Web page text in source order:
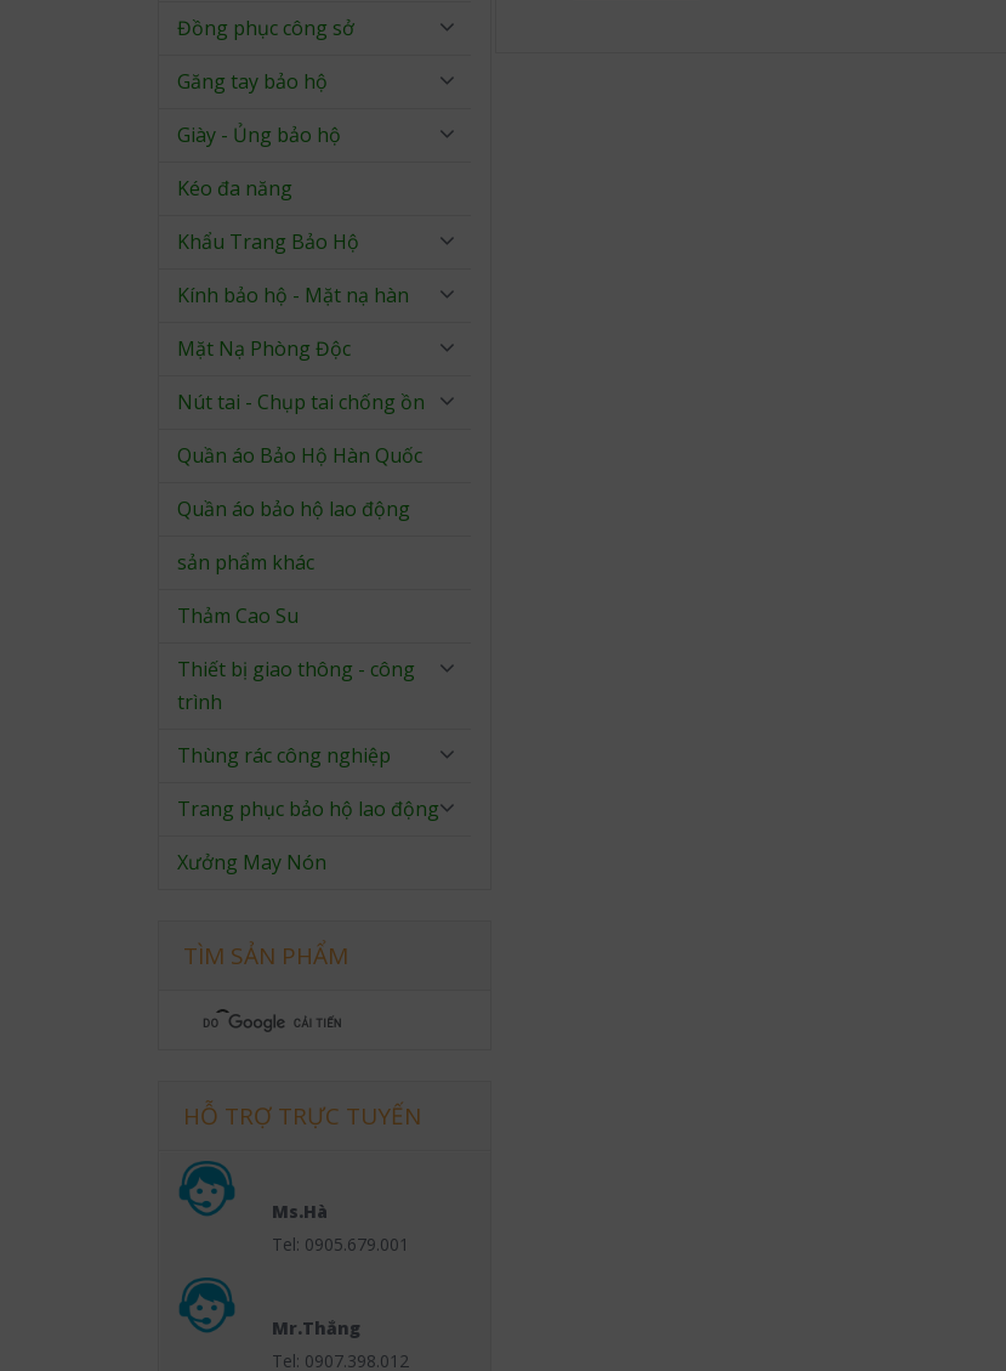
Đồng phục công sở
Găng tay bảo hộ
Giày - Ủng bảo hộ
Kéo đa năng
Khẩu Trang Bảo Hộ
Kính bảo hộ - Mặt nạ hàn
Mặt Nạ Phòng Độc
Nút tai - Chụp tai chống ồn
Quần áo Bảo Hộ Hàn Quốc
Quần áo bảo hộ lao động
sản phẩm khác
Thảm Cao Su
Thiết bị giao thông - công
trình
Thùng rác công nghiệp
Trang phục bảo hộ lao động
Xưởng May Nón
TÌM SẢN PHẨM
HỖ TRỢ TRỰC TUYẾN
Ms.Hà
Tel: 0905.679.001
Mr.Thắng
Tel: 0907.398.012